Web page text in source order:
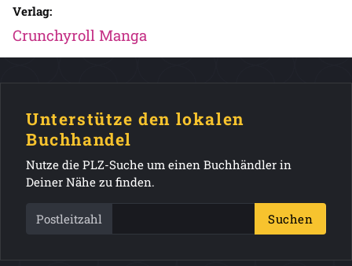
Verlag:
Crunchyroll Manga
Unterstütze den lokalen
Buchhandel
Nutze die PLZ-Suche um einen Buchhändler in
Deiner Nähe zu finden.
Postleitzahl Suchen